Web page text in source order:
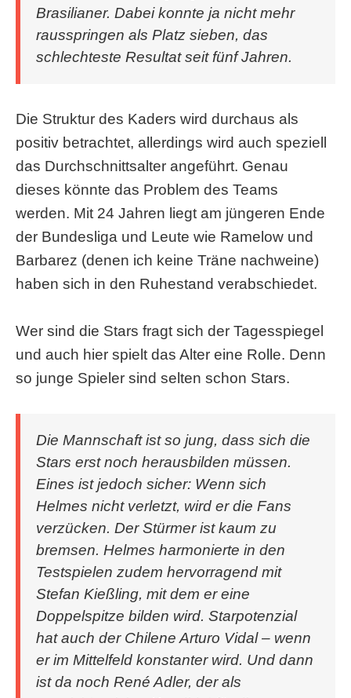
Brasilianer. Dabei konnte ja nicht mehr
rausspringen als Platz sieben, das
schlechteste Resultat seit fünf Jahren.
Die Struktur des Kaders wird durchaus als
positiv betrachtet, allerdings wird auch speziell
das Durchschnittsalter angeführt. Genau
dieses könnte das Problem des Teams
werden. Mit 24 Jahren liegt am jüngeren Ende
der Bundesliga und Leute wie Ramelow und
Barbarez (denen ich keine Träne nachweine)
haben sich in den Ruhestand verabschiedet.
Wer sind die Stars fragt sich der Tagesspiegel
und auch hier spielt das Alter eine Rolle. Denn
so junge Spieler sind selten schon Stars.
Die Mannschaft ist so jung, dass sich die
Stars erst noch herausbilden müssen.
Eines ist jedoch sicher: Wenn sich
Helmes nicht verletzt, wird er die Fans
verzücken. Der Stürmer ist kaum zu
bremsen. Helmes harmonierte in den
Testspielen zudem hervorragend mit
Stefan Kießling, mit dem er eine
Doppelspitze bilden wird. Starpotenzial
hat auch der Chilene Arturo Vidal – wenn
er im Mittelfeld konstanter wird. Und dann
ist da noch René Adler, der als